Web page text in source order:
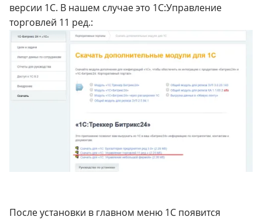
версии 1С. В нашем случае это 1С:Управление
торговлей 11 ред.:
После установки в главном меню 1С появится